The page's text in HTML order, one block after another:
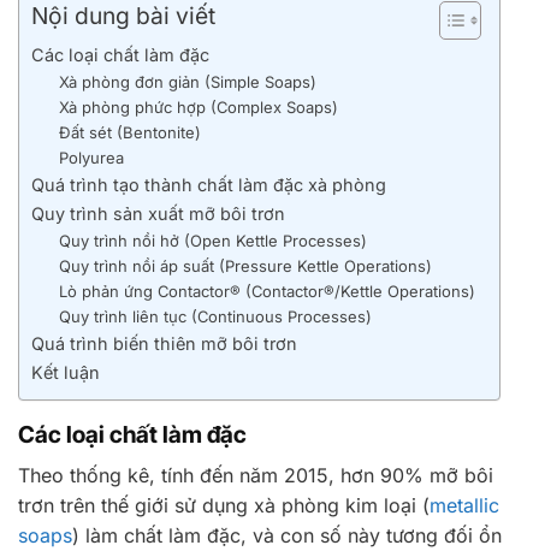
Nội dung bài viết
Các loại chất làm đặc
Xà phòng đơn giản (Simple Soaps)
Xà phòng phức hợp (Complex Soaps)
Đất sét (Bentonite)
Polyurea
Quá trình tạo thành chất làm đặc xà phòng
Quy trình sản xuất mỡ bôi trơn
Quy trình nồi hở (Open Kettle Processes)
Quy trình nồi áp suất (Pressure Kettle Operations)
Lò phản ứng Contactor® (Contactor®/Kettle Operations)
Quy trình liên tục (Continuous Processes)
Quá trình biến thiên mỡ bôi trơn
Kết luận
Các loại chất làm đặc
Theo thống kê, tính đến năm 2015, hơn 90% mỡ bôi
trơn trên thế giới sử dụng xà phòng kim loại (metallic
soaps) làm chất làm đặc, và con số này tương đối ổn